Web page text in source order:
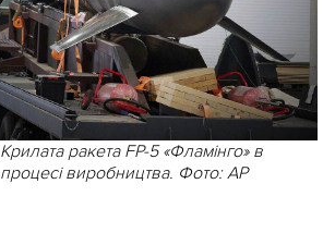
Крилата ракета FP-5 «Фламінго» в
процесі виробництва. Фото: AP